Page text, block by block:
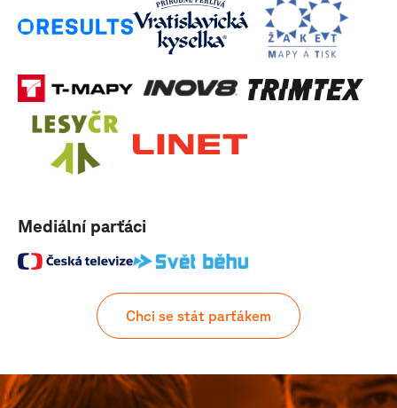
Mediální parťáci
Chci se stát parťákem